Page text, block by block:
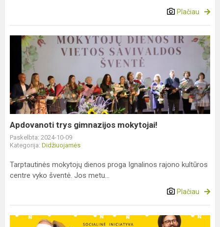
Plačiau
Apdovanoti
trys
gimnazijos
mokytojai!
Apdovanoti trys gimnazijos mokytojai!
Paskelbta: 2024-10-09
Kategorija: Didžiuojamės
Tarptautinės mokytojų dienos proga Ignalinos rajono kultūros
centre vyko šventė. Jos metu...
Plačiau
Muzikinis